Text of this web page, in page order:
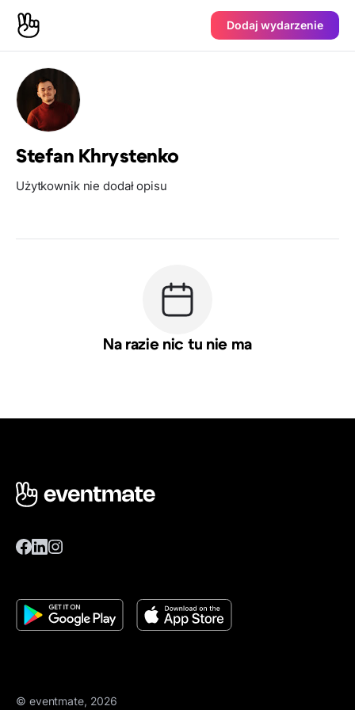
Dodaj wydarzenie
Stefan Khrystenko
Użytkownik nie dodał opisu
Na razie nic tu nie ma
© eventmate, 2026